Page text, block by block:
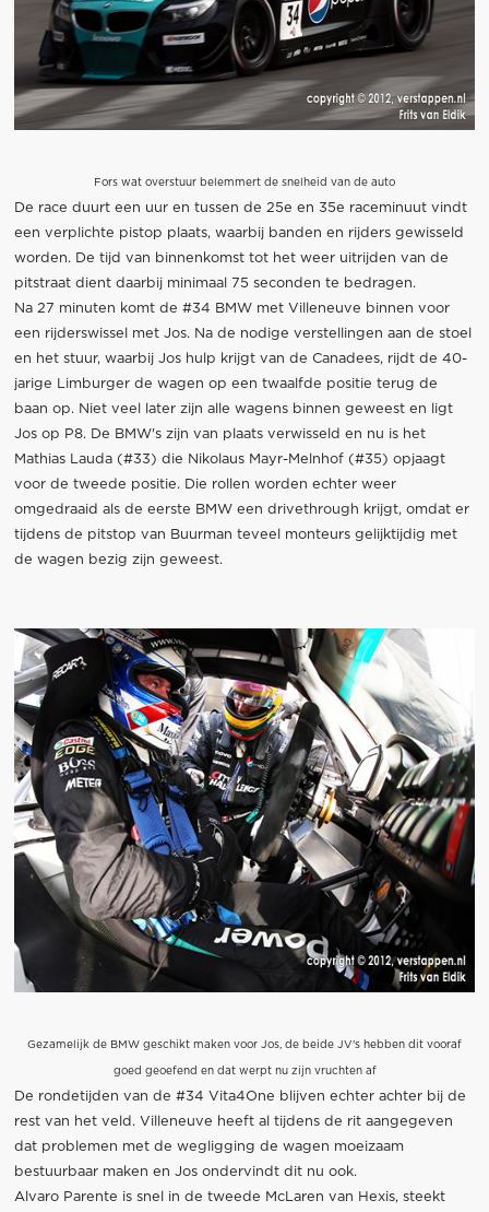
Fors wat overstuur belemmert de snelheid van de auto
De race duurt een uur en tussen de 25e en 35e raceminuut vindt
een verplichte pistop plaats, waarbij banden en rijders gewisseld
worden. De tijd van binnenkomst tot het weer uitrijden van de
pitstraat dient daarbij minimaal 75 seconden te bedragen.
Na 27 minuten komt de #34 BMW met Villeneuve binnen voor
een rijderswissel met Jos. Na de nodige verstellingen aan de stoel
en het stuur, waarbij Jos hulp krijgt van de Canadees, rijdt de 40-
jarige Limburger de wagen op een twaalfde positie terug de
baan op. Niet veel later zijn alle wagens binnen geweest en ligt
Jos op P8. De BMW's zijn van plaats verwisseld en nu is het
Mathias Lauda (#33) die Nikolaus Mayr-Melnhof (#35) opjaagt
voor de tweede positie. Die rollen worden echter weer
omgedraaid als de eerste BMW een drivethrough krijgt, omdat er
tijdens de pitstop van Buurman teveel monteurs gelijktijdig met
de wagen bezig zijn geweest.
Gezamelijk de BMW geschikt maken voor Jos, de beide JV's hebben dit vooraf
goed geoefend en dat werpt nu zijn vruchten af
De rondetijden van de #34 Vita4One blijven echter achter bij de
rest van het veld. Villeneuve heeft al tijdens de rit aangegeven
dat problemen met de wegligging de wagen moeizaam
bestuurbaar maken en Jos ondervindt dit nu ook.
Alvaro Parente is snel in de tweede McLaren van Hexis, steekt